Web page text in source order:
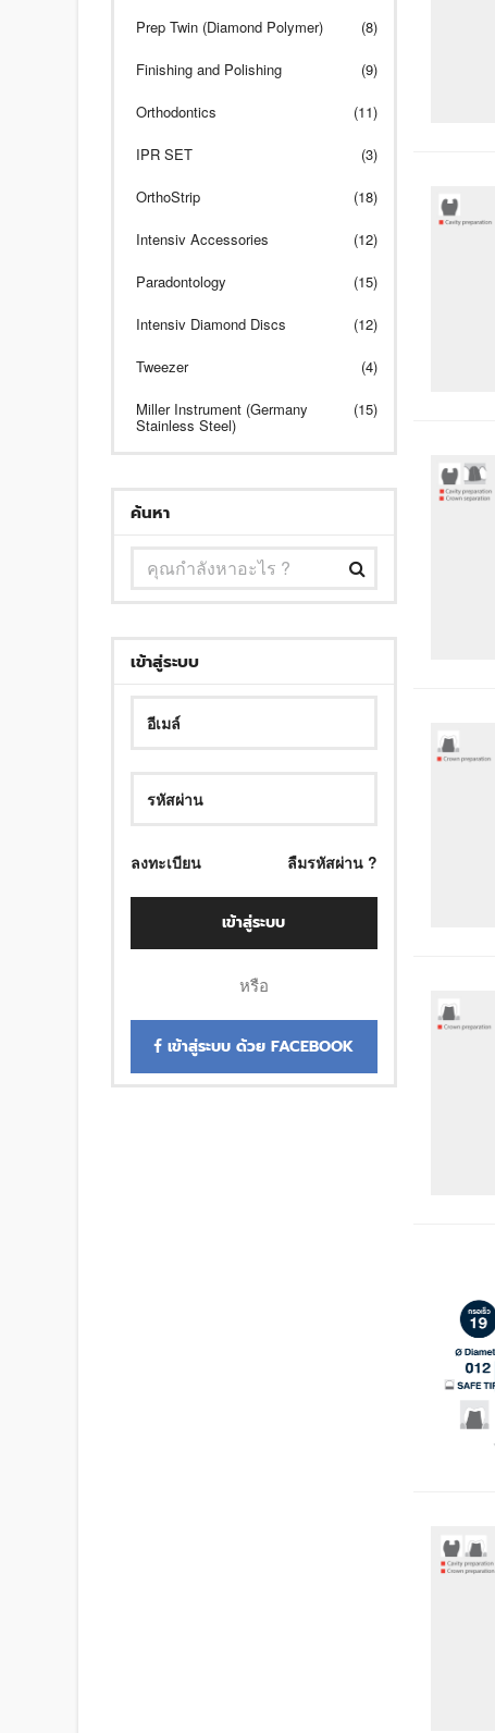
Prep Twin (Diamond Polymer) (8)
Finishing and Polishing (9)
Orthodontics (11)
IPR SET (3)
OrthoStrip (18)
Intensiv Accessories (12)
Paradontology (15)
Intensiv Diamond Discs (12)
Tweezer (4)
Miller Instrument (Germany
Stainless Steel)
(15)
ค้นหา
เข้าสู่ระบบ
ลงทะเบียน ลืมรหัสผ่าน ?
เข้าสู่ระบบ
หรือ
เข้าสู่ระบบ ด้วย FACEBOOK